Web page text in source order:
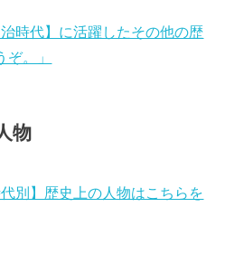
治時代】に活躍したその他の歴
。」
物
代別】歴史上の人物はこちらを